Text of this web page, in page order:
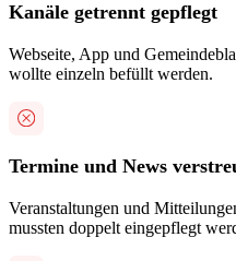
Kanäle getrennt gepflegt
Webseite, App und
wollte einzeln befüllt werden.
Termine und News
Veranstaltungen und
mussten doppelt eingepflegt